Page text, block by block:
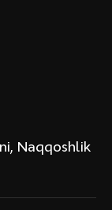
Naqqoshlik